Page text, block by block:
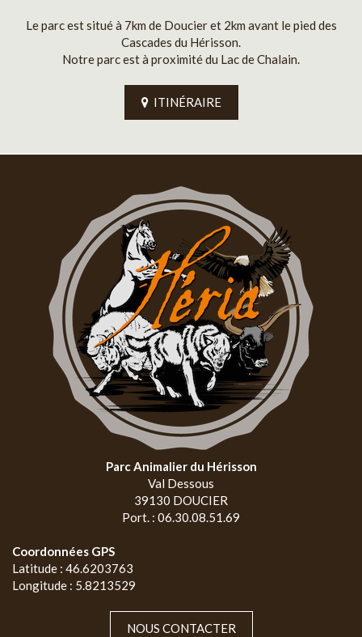
Le parc est situé à 7km de Doucier et 2km avant le pied des
Cascades du Hérisson.
Notre parc est à proximité du Lac de Chalain.
ITINÉRAIRE
Parc Animalier du Hérisson
Val Dessous
39130 DOUCIER
Port. : 06.30.08.51.69
Coordonnées GPS
Latitude : 46.6203763
Longitude : 5.8213529
NOUS CONTACTER